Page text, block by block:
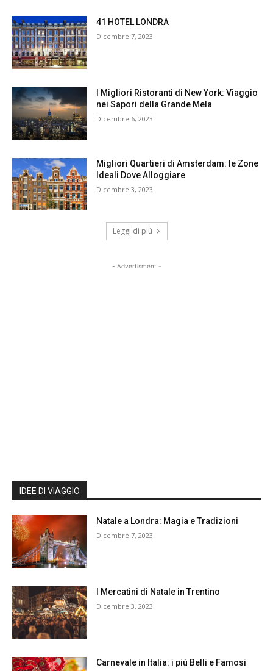
41 HOTEL LONDRA
Dicembre 7, 2023
I Migliori Ristoranti di New York: Viaggio
nei Sapori della Grande Mela
Dicembre 6, 2023
Migliori Quartieri di Amsterdam: le Zone
Ideali Dove Alloggiare
Dicembre 3, 2023
Leggi di più
- Advertisment -
IDEE DI VIAGGIO
Natale a Londra: Magia e Tradizioni
Dicembre 7, 2023
I Mercatini di Natale in Trentino
Dicembre 3, 2023
Carnevale in Italia: i più Belli e Famosi